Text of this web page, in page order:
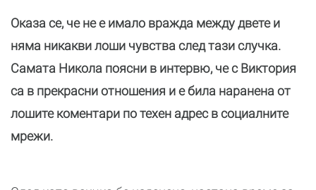
Оказа се, че не е имало вражда между двете и
няма никакви лоши чувства след тази случка.
Самата Никола поясни в интервю, че с Виктория
са в прекрасни отношения и е била наранена от
лошите коментари по техен адрес в социалните
мрежи.